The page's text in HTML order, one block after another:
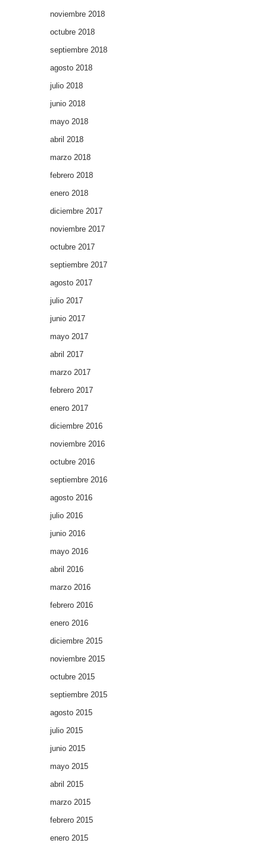
noviembre 2018
octubre 2018
septiembre 2018
agosto 2018
julio 2018
junio 2018
mayo 2018
abril 2018
marzo 2018
febrero 2018
enero 2018
diciembre 2017
noviembre 2017
octubre 2017
septiembre 2017
agosto 2017
julio 2017
junio 2017
mayo 2017
abril 2017
marzo 2017
febrero 2017
enero 2017
diciembre 2016
noviembre 2016
octubre 2016
septiembre 2016
agosto 2016
julio 2016
junio 2016
mayo 2016
abril 2016
marzo 2016
febrero 2016
enero 2016
diciembre 2015
noviembre 2015
octubre 2015
septiembre 2015
agosto 2015
julio 2015
junio 2015
mayo 2015
abril 2015
marzo 2015
febrero 2015
enero 2015